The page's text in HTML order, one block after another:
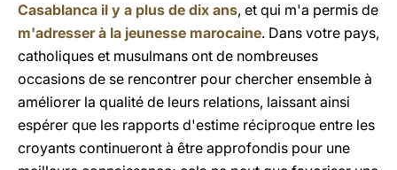
Casablanca il y a plus de dix ans, et qui m'a permis de
m'adresser à la jeunesse marocaine. Dans votre pays,
catholiques et musulmans ont de nombreuses
occasions de se rencontrer pour chercher ensemble à
améliorer la qualité de leurs relations, laissant ainsi
espérer que les rapports d'estime réciproque entre les
croyants continueront à être approfondis pour une